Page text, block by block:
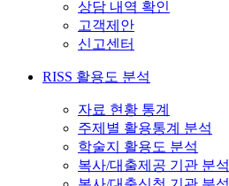
상담 내역 확인
고객제안
신고센터
RISS 활용도 분석
자료 현황 통계
주제별 활용통계 분석
학술지 활용도 분석
복사/대출제공 기관 분석